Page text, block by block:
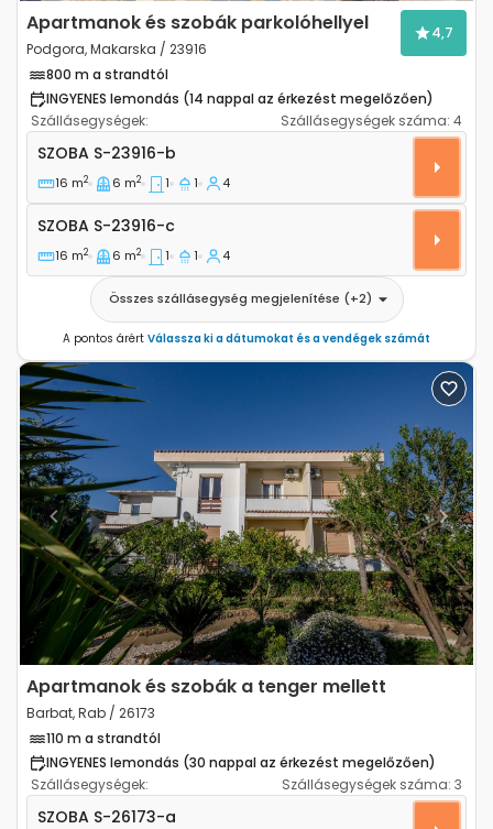
Apartmanok és szobák parkolóhellyel
Podgora, Makarska / 23916
4,7
800 m a strandtól
INGYENES lemondás (14 nappal az érkezést megelőzően)
Szállásegységek:
Szállásegységek száma: 4
Szoba Podgora, Makarska S-23916-b
SZOBA S-23916-b
16 m2 6 m2 1 1 4
Szoba S-23916-c
SZOBA S-23916-c
16 m2 6 m2 1 1 4
Összes szállásegység megjelenítése (+2)
A pontos árért Válassza ki a dátumokat és a vendégek számát
Previous Next
Apartmanok és szobák a tenger mellett
Barbat, Rab / 26173
110 m a strandtól
INGYENES lemondás (30 nappal az érkezést megelőzően)
Szállásegységek:
Szállásegységek száma: 3
Szoba Barbat, Rab S-26173-a
SZOBA S-26173-a